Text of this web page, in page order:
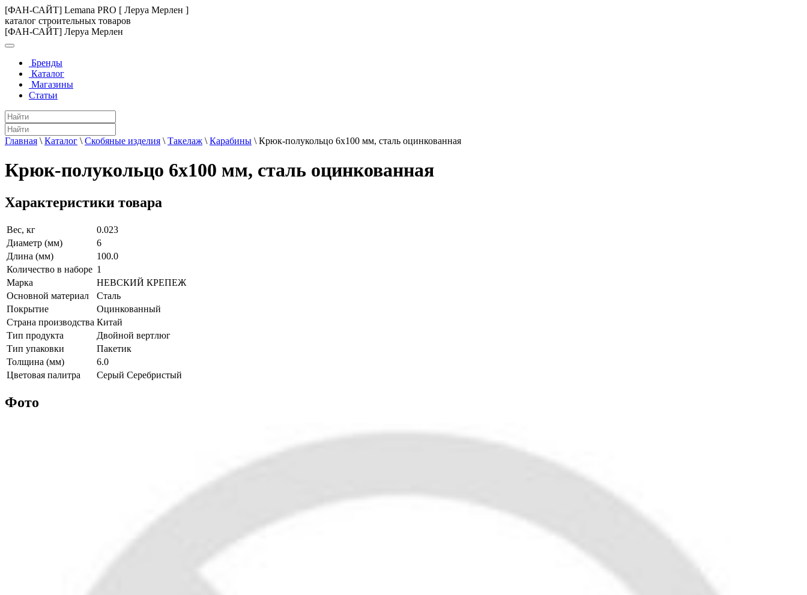
[ФАН-САЙТ] Lemana PRO [ Леруа Мерлен ]
каталог строительных товаров
[ФАН-САЙТ] Леруа Мерлен
Бренды
Каталог
Магазины
Статьи
Главная \ Каталог \ Скобяные изделия \ Такелаж \ Карабины \ Крюк-полукольцо 6х100 мм, сталь оцинкованная
Крюк-полукольцо 6х100 мм, сталь оцинкованная
Характеристики товара
Вес, кг
0.023
Диаметр (мм)
6
Длина (мм)
100.0
Количество в наборе 1
Марка
НЕВСКИЙ КРЕПЕЖ
Основной материал
Сталь
Покрытие
Оцинкованный
Страна производства Китай
Тип продукта
Двойной вертлюг
Тип упаковки
Пакетик
Толщина (мм)
6.0
Цветовая палитра
Серый Серебристый
Фото